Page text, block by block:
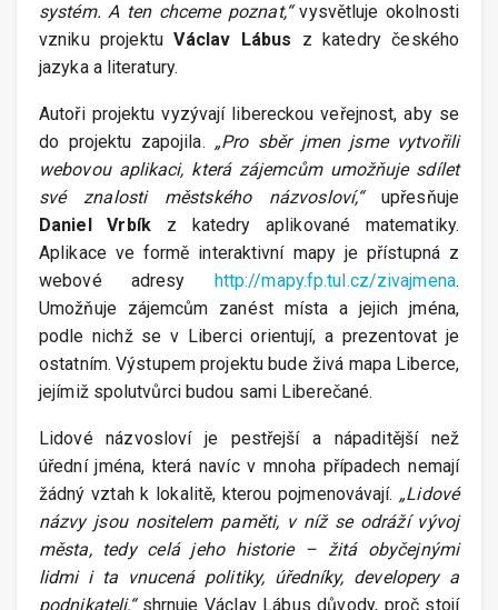
systém. A ten chceme poznat,“vysvětluje okolnosti
vzniku projektuVáclav Lábus z katedry českého
jazyka a literatury.
Autoři projektu vyzývají libereckou veřejnost, aby se
do projektu zapojila. „Pro sběr jmen jsme vytvořili
webovou aplikaci, která zájemcům umožňuje sdílet
své znalosti městského názvosloví,“upřesňuje
Daniel Vrbíkz katedry aplikované matematiky.
Aplikace ve formě interaktivní mapy je přístupná z
webové adresy
http://mapy.fp.tul.cz/zivajmena.
Umožňuje zájemcům zanést místa a jejich jména,
podle nichž se v Liberci orientují, a prezentovat je
ostatním. Výstupem projektu bude živá mapa Liberce,
jejímiž spolutvůrci budou sami Liberečané.
Lidové názvosloví je pestřejší a nápaditější než
úřední jména, která navíc v mnoha případech nemají
žádný vztah k lokalitě, kterou pojmenovávají. „Lidové
názvy jsou nositelem paměti, v níž se odráží vývoj
města, tedy celá jeho historie – žitá obyčejnými
lidmi i ta vnucená politiky, úředníky, developery a
podnikateli,“shrnuje Václav Lábus důvody, proč stojí